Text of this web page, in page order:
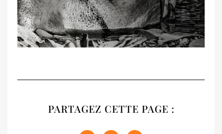
RECUEIL
premiers numéros épuisés de NATIVES en
PARTAGEZ CETTE PAGE :